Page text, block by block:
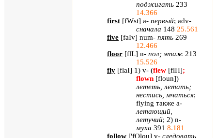
поджигать 233
14.366
first [fWst] a- первый; adv-
сначала 148 25.561
five [faIv] num- пять 269
12.466
floor [flL] n- пол; этаж 213
15.526
fly [flaI] 1) v- (flew [flH];
flown [floun])
лететь летать;
нестись мчаться;
flying также a-
летающий
летучий; 2) n-
муха 391 8.181
follow ['fOlou] v- следовать